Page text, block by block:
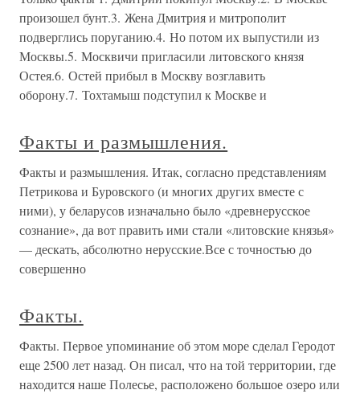
произошел бунт.3. Жена Дмитрия и митрополит
подверглись поруганию.4. Но потом их выпустили из
Москвы.5. Москвичи пригласили литовского князя
Остея.6. Остей прибыл в Москву возглавить
оборону.7. Тохтамыш подступил к Москве и
Факты и размышления.
Факты и размышления. Итак, согласно представлениям
Петрикова и Буровского (и многих других вместе с
ними), у беларусов изначально было «древнерусское
сознание», да вот править ими стали «литовские князья»
— дескать, абсолютно нерусские.Все с точностью до
совершенно
Факты.
Факты. Первое упоминание об этом море сделал Геродот
еще 2500 лет назад. Он писал, что на той территории, где
находится наше Полесье, расположено большое озеро или